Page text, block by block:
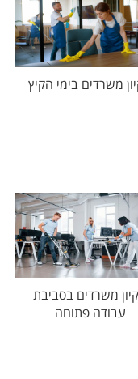
משרדים בימי הקיץ
משרדים בסביבת
עבודה פתוחה